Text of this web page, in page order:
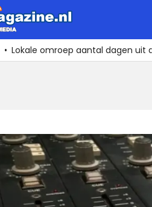
Lokale omroep aantal dagen uit